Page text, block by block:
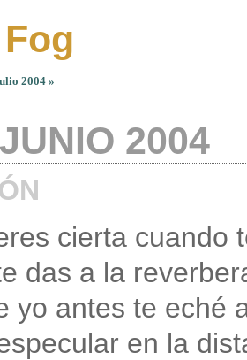
2004 »
2004
cierta cuando
das a la
yo antes te eché
en la